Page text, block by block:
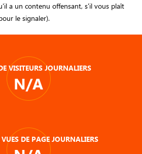
a un contenu offensant, s'il vous plaît
le signaler).
VISITEURS JOURNALIERS
N/A
DE PAGE JOURNALIERS